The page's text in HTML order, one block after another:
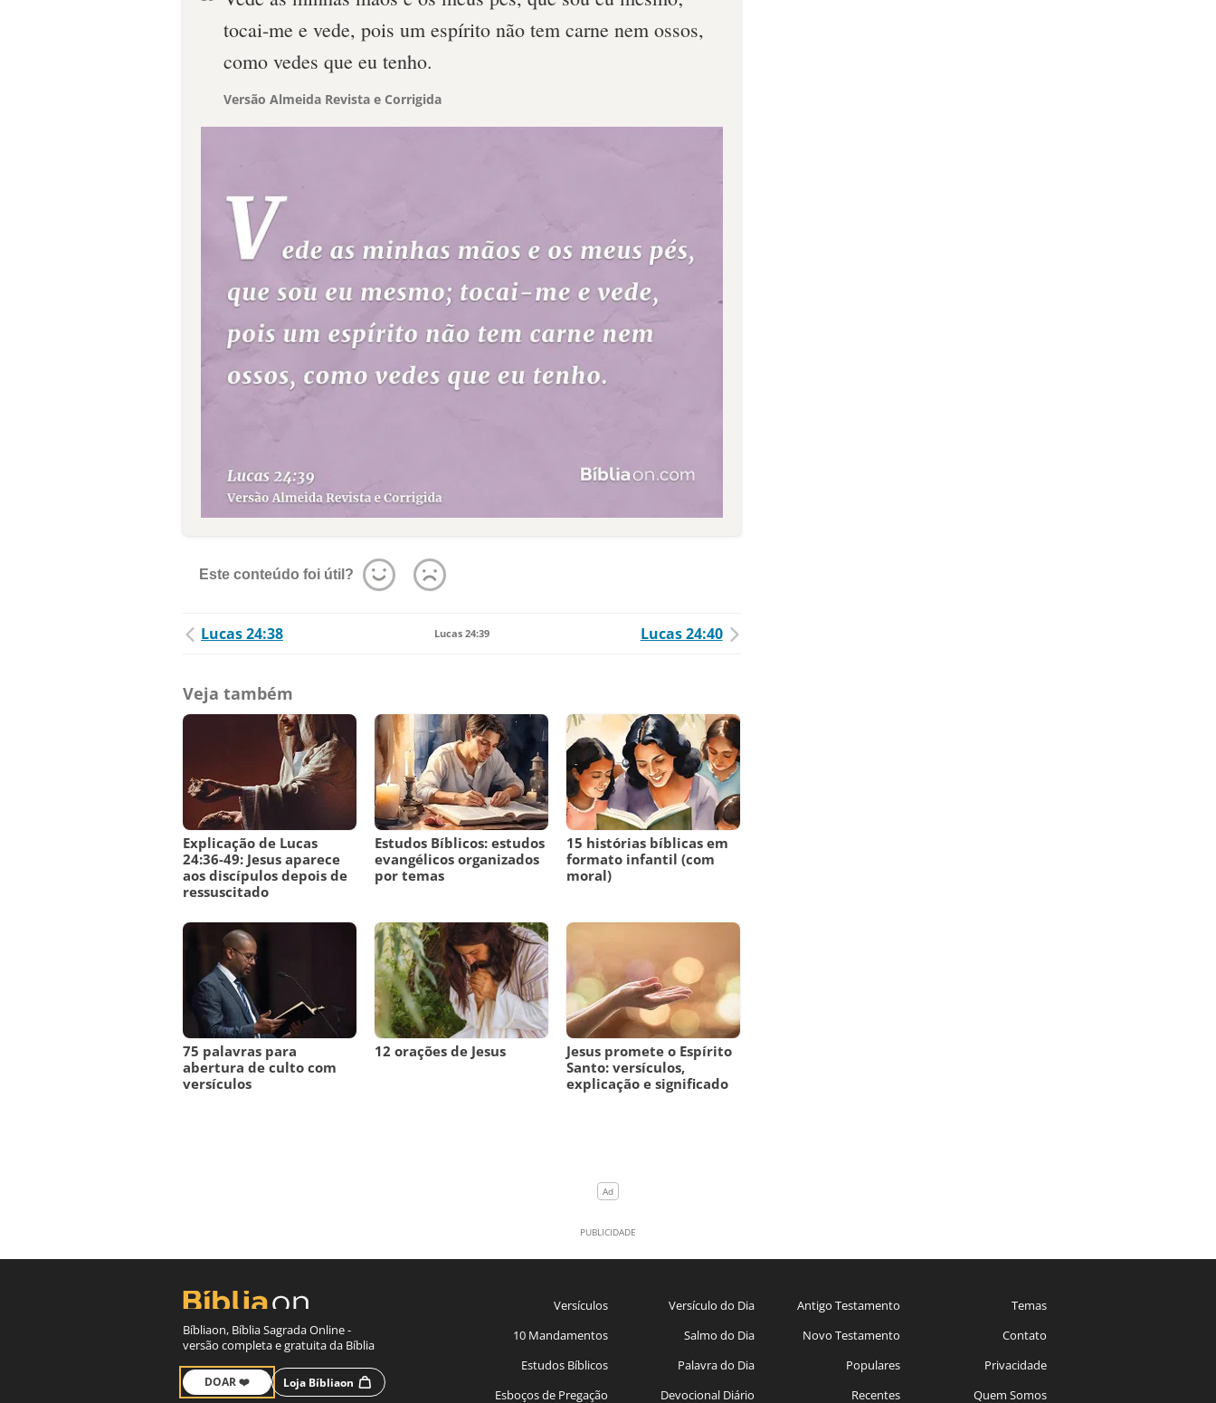
tocai-me e vede, pois um espírito não tem carne nem ossos,
como vedes que eu tenho.
Versão Almeida Revista e Corrigida
Este conteúdo foi útil?
Lucas 24:38 Lucas 24:39 Lucas 24:40
Veja também
Explicação de Lucas
24:36-49: Jesus aparece
aos discípulos depois de
ressuscitado
Estudos Bíblicos: estudos
evangélicos organizados
por temas
15 histórias bíblicas em
formato infantil (com
moral)
75 palavras para
abertura de culto com
versículos
12 orações de Jesus
Jesus promete o Espírito
Santo: versículos,
explicação e significado
Bíbliaon, Bíblia Sagrada Online -
versão completa e gratuita da Bíblia
DOAR ❤️ Loja Bíbliaon
Versículos
10 Mandamentos
Estudos Bíblicos
Esboços de Pregação
Versículo do Dia
Salmo do Dia
Palavra do Dia
Devocional Diário
Antigo Testamento
Novo Testamento
Populares
Recentes
Temas
Contato
Privacidade
Quem Somos